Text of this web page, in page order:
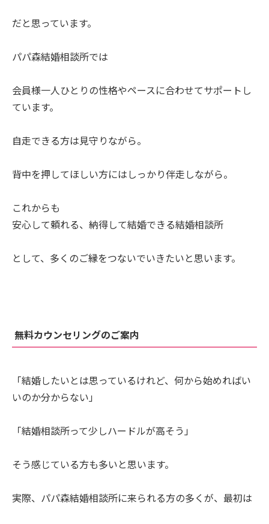
だと思っています。
パパ森結婚相談所では
会員様一人ひとりの性格やペースに合わせてサポートし
ています。
自走できる方は見守りながら。
背中を押してほしい方にはしっかり伴走しながら。
これからも
安心して頼れる、納得して結婚できる結婚相談所
として、多くのご縁をつないでいきたいと思います。
無料カウンセリングのご案内
「結婚したいとは思っているけれど、何から始めればい
いのか分からない」
「結婚相談所って少しハードルが高そう」
そう感じている方も多いと思います。
実際、パパ森結婚相談所に来られる方の多くが、最初は